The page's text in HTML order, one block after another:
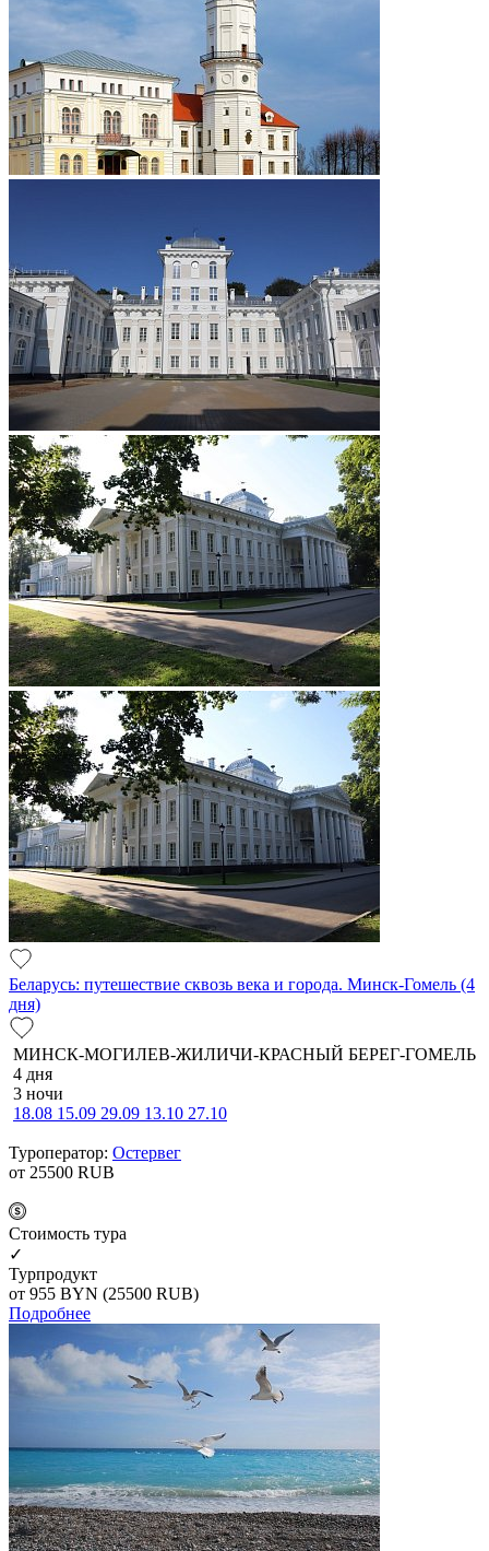
Беларусь: путешествие сквозь века и города. Минск-Гомель (4
дня)
МИНСК-МОГИЛЕВ-ЖИЛИЧИ-КРАСНЫЙ БЕРЕГ-ГОМЕЛЬ
4 дня
3 ночи
18.08 15.09 29.09 13.10 27.10
Туроператор: Остервег
от 25500 RUB
Cтоимость тура
✓
Турпродукт
от 955 BYN (25500 RUB)
Подробнее